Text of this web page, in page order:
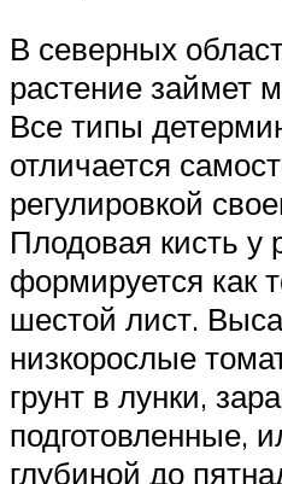
В северных
растение займет
Все типы
отличается
регулировкой
Плодовая кисть у
формируется как
шестой лист.
низкорослые
грунт в лунки,
подготовленные,
глубиной до